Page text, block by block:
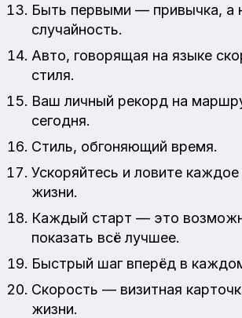
Быть первыми — привычка, а
случайность.
Авто, говорящая на языке
стиля.
Ваш личный рекорд на
сегодня.
Стиль, обгоняющий время.
Ускоряйтесь и ловите каждое
жизни.
Каждый старт — это
показать всё лучшее.
Быстрый шаг вперёд в
Скорость — визитная
жизни.